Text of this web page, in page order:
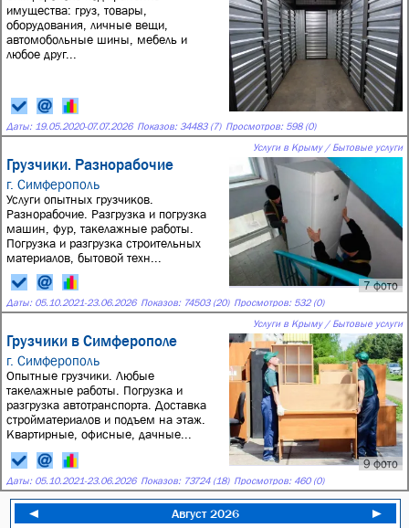
имущества: груз, товары,
оборудования, личные вещи,
автомобольные шины, мебель и
любое друг...
Даты: 19.05.2020-07.07.2026 Показов: 34483 (7) Просмотров: 598 (0)
Услуги в Крыму / Бытовые услуги
Грузчики. Разнорабочие
г. Симферополь
7 фото
Услуги опытных грузчиков.
Разнорабочие. Разгрузка и погрузка
машин, фур, такелажные работы.
Погрузка и разгрузка строительных
материалов, бытовой техн...
Даты: 05.10.2021-23.06.2026 Показов: 74503 (20) Просмотров: 532 (0)
Услуги в Крыму / Бытовые услуги
Грузчики в Симферополе
г. Симферополь
9 фото
Опытные грузчики. Любые
такелажные работы. Погрузка и
разгрузка автотранспорта. Доставка
стройматериалов и подъем на этаж.
Квартирные, офисные, дачные...
Даты: 05.10.2021-23.06.2026 Показов: 73724 (18) Просмотров: 460 (0)
◄ Август 2026
►